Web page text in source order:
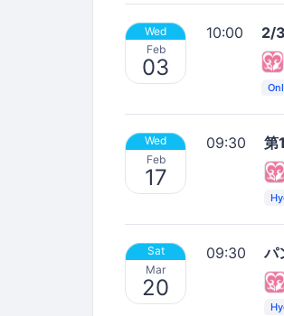
Wed
Feb
03
10:00 2/
Wed
Feb
17
09:30 第
Sat
Mar
20
09:30 パ